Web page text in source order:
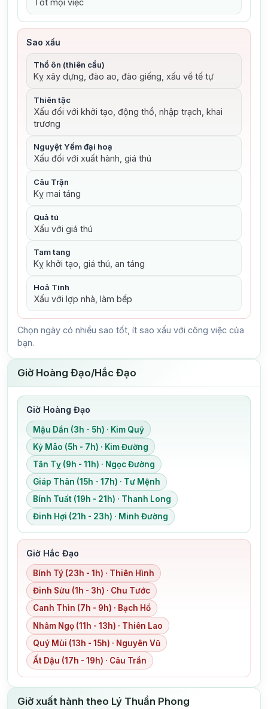
Tốt mọi việc
Sao xấu
Thổ ôn (thiên cẩu)
Kỵ xây dựng, đào ao, đào giếng, xấu về tế tự
Thiên tặc
Xấu đối với khởi tạo, động thổ, nhập trạch, khai
trương
Nguyệt Yếm đại hoạ
Xấu đối với xuất hành, giá thú
Câu Trận
Kỵ mai táng
Quả tú
Xấu với giá thú
Tam tang
Kỵ khởi tạo, giá thú, an táng
Hoả Tinh
Xấu với lợp nhà, làm bếp
Chọn ngày có nhiều sao tốt, ít sao xấu với công việc của
bạn.
Giờ Hoàng Đạo/Hắc Đạo
Giờ Hoàng Đạo
Mậu Dần (3h - 5h) · Kim Quỹ
Kỷ Mão (5h - 7h) · Kim Đường
Tân Tỵ (9h - 11h) · Ngọc Đường
Giáp Thân (15h - 17h) · Tư Mệnh
Bính Tuất (19h - 21h) · Thanh Long
Đinh Hợi (21h - 23h) · Minh Đường
Giờ Hắc Đạo
Bính Tý (23h - 1h) · Thiên Hình
Đinh Sửu (1h - 3h) · Chu Tước
Canh Thìn (7h - 9h) · Bạch Hổ
Nhâm Ngọ (11h - 13h) · Thiên Lao
Quý Mùi (13h - 15h) · Nguyên Vũ
Ất Dậu (17h - 19h) · Câu Trần
Giờ xuất hành theo Lý Thuần Phong